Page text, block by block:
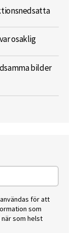
osaklig
bilder
för att
som
som helst